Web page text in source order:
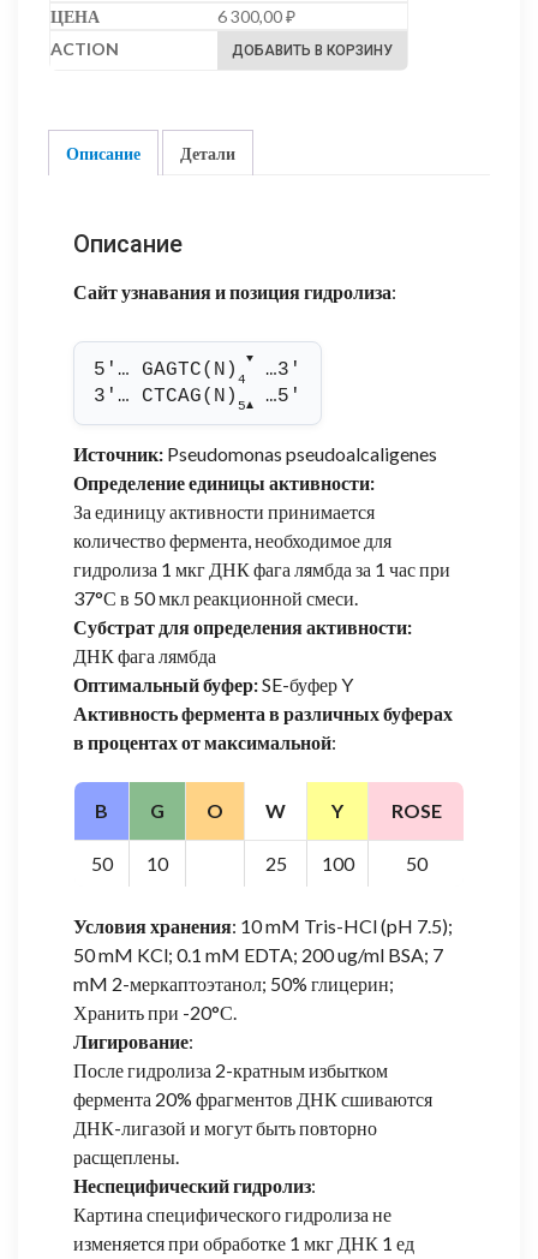
6 300,00₽
ДОБАВИТЬ В КОРЗИНУ
Описание Детали
Описание
Сайт узнавания и позиция гидролиза:
5'… GAGTC(N) 4
▼
…3'
3'… CTCAG(N) 5▲ …5'
Источник: Pseudomonas pseudoalcaligenes
Определение единицы активности:
За единицу активности принимается
количество фермента, необходимое для
гидролиза 1 мкг ДНК фага лямбда за 1 час при
37°С в 50 мкл реакционной смеси.
Субстрат для определения активности:
ДНК фага лямбда
Оптимальный буфер:SE-буфер Y
Активность фермента в различных буферах
в процентах от максимальной:
B G O W Y ROSE
50 10 25 100 50
Условия хранения: 10 mM Tris-HCl (pH 7.5);
50 mM KCl; 0.1 mM EDTA; 200 ug/ml BSA; 7
mM 2-меркаптоэтанол; 50% глицерин;
Хранить при -20°С.
Лигирование:
После гидролиза 2-кратным избытком
фермента 20% фрагментов ДНК сшиваются
ДНК-лигазой и могут быть повторно
расщеплены.
Неспецифический гидролиз:
Картина специфического гидролиза не
изменяется при обработке 1 мкг ДНК 1 ед